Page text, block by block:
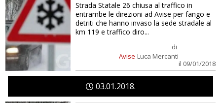
Avise
di
Luca Mercanti
il 09/01/2018
Strada Statale 26 chiusa al traffico in
entrambe le direzioni ad Avise per fango e
detriti che hanno invaso la sede stradale al
km 119 e traffico diro...
0301 2018